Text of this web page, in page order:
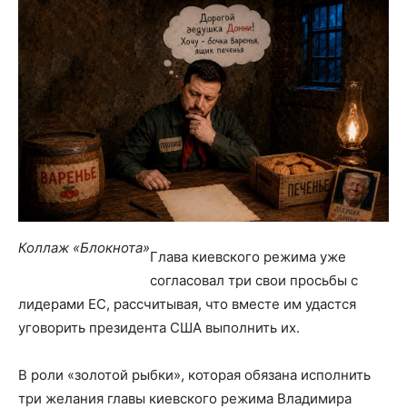
Коллаж «Блокнота»
Глава киевского режима уже
согласовал три свои просьбы с
лидерами ЕС, рассчитывая, что вместе им удастся
уговорить президента США выполнить их.
В роли «золотой рыбки», которая обязана исполнить
три желания главы киевского режима Владимира